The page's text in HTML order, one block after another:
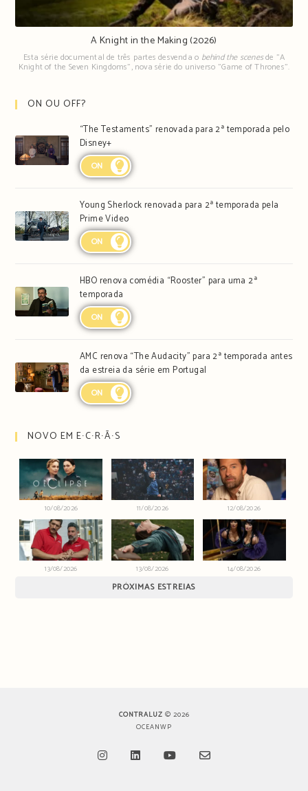
A Knight in the Making (2026)
Esta série documental de três partes desvenda o behind the scenesde "A
Knight of the Seven Kingdoms", nova série do universo "Game of Thrones".
ON OU OFF?
“The Testaments” renovada para 2ª temporada pelo
Disney+
ON
Young Sherlock renovada para 2ª temporada pela
Prime Video
ON
HBO renova comédia “Rooster” para uma 2ª
temporada
ON
AMC renova “The Audacity” para 2ª temporada antes
da estreia da série em Portugal
ON
NOVO EM E∙C∙R∙Ã∙S
10/08/2026 11/08/2026 12/08/2026
13/08/2026 13/08/2026 14/08/2026
PRÓXIMAS ESTREIAS
CONTRALUZ © 2026
OCEANWP